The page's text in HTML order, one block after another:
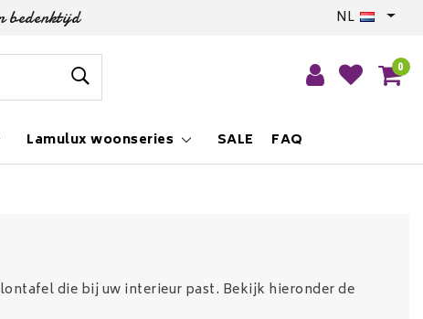
bedenktijd NL
0
Lamulux woonseries SALE FAQ
die bij uw interieur past. Bekijk hieronder de